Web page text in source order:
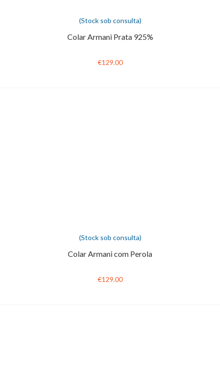
(Stock sob consulta)
Colar Armani Prata 925%
€129.00
(Stock sob consulta)
Colar Armani com Perola
€129.00